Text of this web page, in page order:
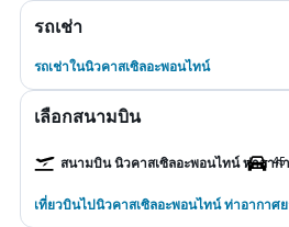
รถเช่า
รถเช่าในนิวคาสเซิลอะพอนไทน์
เลือกสนามบิน
สนามบิน นิวคาสเซิลอะพอนไทน์ ท่าอาก
เที่ยวบินไปนิวคาสเซิลอะพอนไทน์ ท่าอากาศ